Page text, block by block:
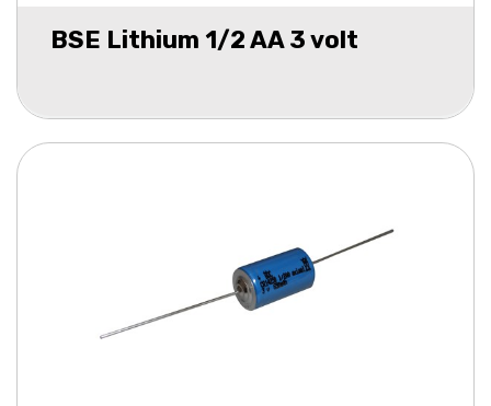
BSE Lithium 1/2 AA 3 volt